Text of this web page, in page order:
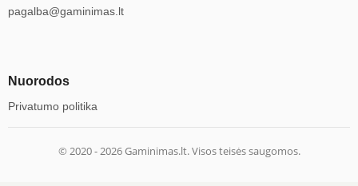
pagalba@gaminimas.lt
Nuorodos
Privatumo politika
© 2020 -2026Gaminimas.lt. Visos teisės saugomos.